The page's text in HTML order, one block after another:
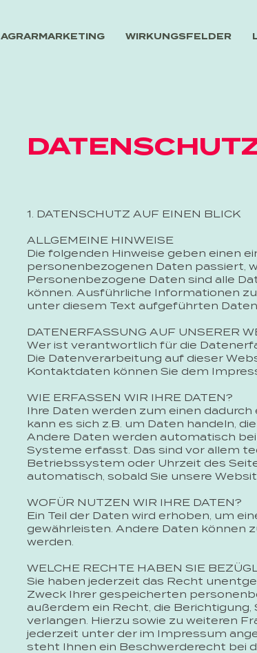
AGRARMARKETING WIRKUNGSFELDER
1. DATENSCHUTZ AUF EINEN BLICK
ALLGEMEINE HINWEISE
Die folgenden Hinweise geben einen
personenbezogenen Daten passiert,
Personenbezogene Daten sind alle
können. Ausführliche Informationen
unter diesem Text aufgeführten
DATENERFASSUNG AUF UNSERER
Wer ist verantwortlich für die
Die Datenverarbeitung auf dieser
Kontaktdaten können Sie dem
WIE ERFASSEN WIR IHRE DATEN?
Ihre Daten werden zum einen
kann es sich z.B. um Daten handeln,
Andere Daten werden automatisch
Systeme erfasst. Das sind vor allem
Betriebssystem oder Uhrzeit des
automatisch, sobald Sie unsere
WOFÜR NUTZEN WIR IHRE DATEN?
Ein Teil der Daten wird erhoben, um
gewährleisten. Andere Daten können
werden.
WELCHE RECHTE HABEN SIE
Sie haben jederzeit das Recht
Zweck Ihrer gespeicherten
außerdem ein Recht, die
verlangen. Hierzu sowie zu weiteren
jederzeit unter der im Impressum
steht Ihnen ein Beschwerderecht bei